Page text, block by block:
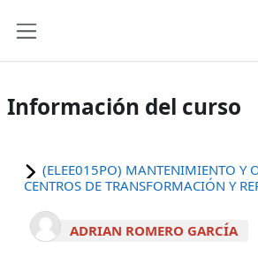
Información del curso
(ELEE015PO) MANTENIMIENTO Y
CENTROS DE TRANSFORMACIÓN Y
ADRIAN ROMERO GARCÍA